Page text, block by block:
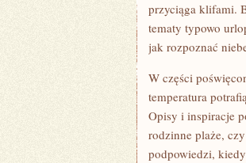
przyciąga klifami.
tematy typowo
jak rozpoznać
W części
temperatura
Opisy i inspiracje
rodzinne plaże,
podpowiedzi,